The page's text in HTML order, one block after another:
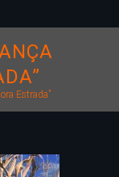
Estrada”